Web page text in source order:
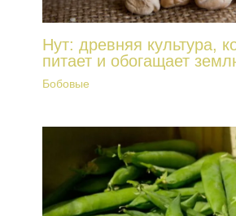
Нут: древняя культура,
питает и обогащает
Бобовые